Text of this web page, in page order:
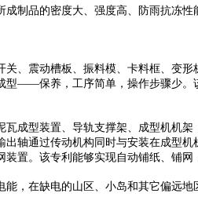
制品的密度大、强度高、防雨抗冻
、震动槽板、振料模、卡料框、变
保养，工序简单，操作步骤少。
成型装置、导轨支撑架、成型机机
轴通过传动机构同时与安装在成型
置。该专利能够实现自动铺纸、铺网
，在缺电的山区、小岛和其它偏远地